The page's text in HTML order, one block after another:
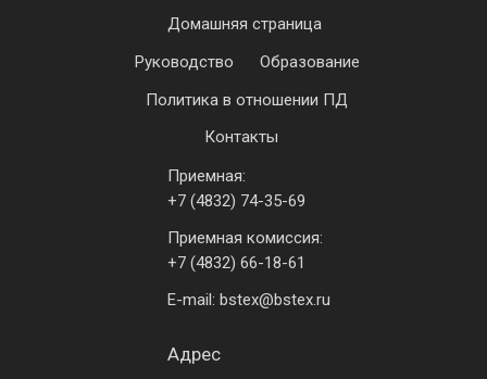
Домашняя страница
Образование
Руководство
Адрес
Контакты
Приемная:
+7 (4832) 74-35-69
Приемная комиссия:
+7 (4832) 66-18-61
E-mail: bstex@bstex.ru
Политика в отношении ПД